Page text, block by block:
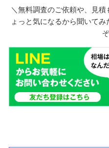
＼無料調査のご依頼や、見
ょっと気になるから聞いて